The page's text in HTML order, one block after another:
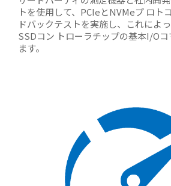
トを使用して、PCIeとNVMeプ ロト
ドバックテストを実施し、これによ
SSDコン トローラチップの基本I/O
ます。